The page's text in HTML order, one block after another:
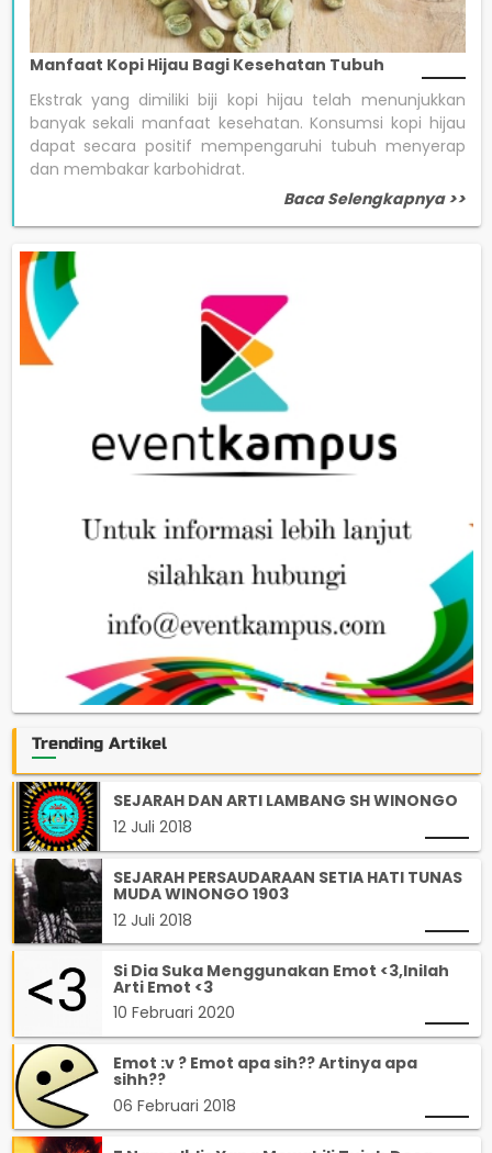
Manfaat Kopi Hijau Bagi Kesehatan Tubuh
Ekstrak yang dimiliki biji kopi hijau telah menunjukkan
banyak sekali manfaat kesehatan. Konsumsi kopi hijau
dapat secara positif mempengaruhi tubuh menyerap
dan membakar karbohidrat.
Baca Selengkapnya >>
Trending Artikel
SEJARAH DAN ARTI LAMBANG SH WINONGO
12 Juli 2018
SEJARAH PERSAUDARAAN SETIA HATI TUNAS
MUDA WINONGO 1903
12 Juli 2018
Si Dia Suka Menggunakan Emot <3,Inilah
Arti Emot <3
10 Februari 2020
Emot :v ? Emot apa sih?? Artinya apa
sihh??
06 Februari 2018